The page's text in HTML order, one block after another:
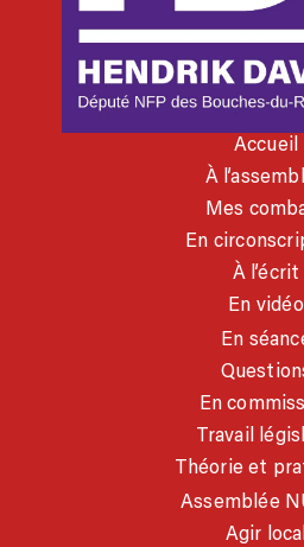
Accueil
À
Mes
En
À l’écrit
En vidéo
En
En
Travail
Théorie et
Assemblée
Agir